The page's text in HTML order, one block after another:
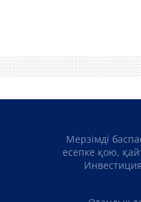
Мерзімді
есепке қою,